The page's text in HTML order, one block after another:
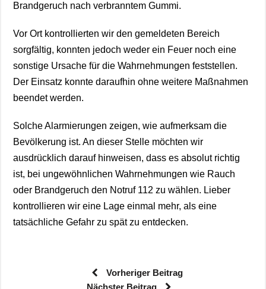
Brandgeruch nach verbranntem Gummi.
Vor Ort kontrollierten wir den gemeldeten Bereich
sorgfältig, konnten jedoch weder ein Feuer noch eine
sonstige Ursache für die Wahrnehmungen feststellen.
Der Einsatz konnte daraufhin ohne weitere Maßnahmen
beendet werden.
Solche Alarmierungen zeigen, wie aufmerksam die
Bevölkerung ist. An dieser Stelle möchten wir
ausdrücklich darauf hinweisen, dass es absolut richtig
ist, bei ungewöhnlichen Wahrnehmungen wie Rauch
oder Brandgeruch den Notruf 112 zu wählen. Lieber
kontrollieren wir eine Lage einmal mehr, als eine
tatsächliche Gefahr zu spät zu entdecken.
Vorheriger Beitrag